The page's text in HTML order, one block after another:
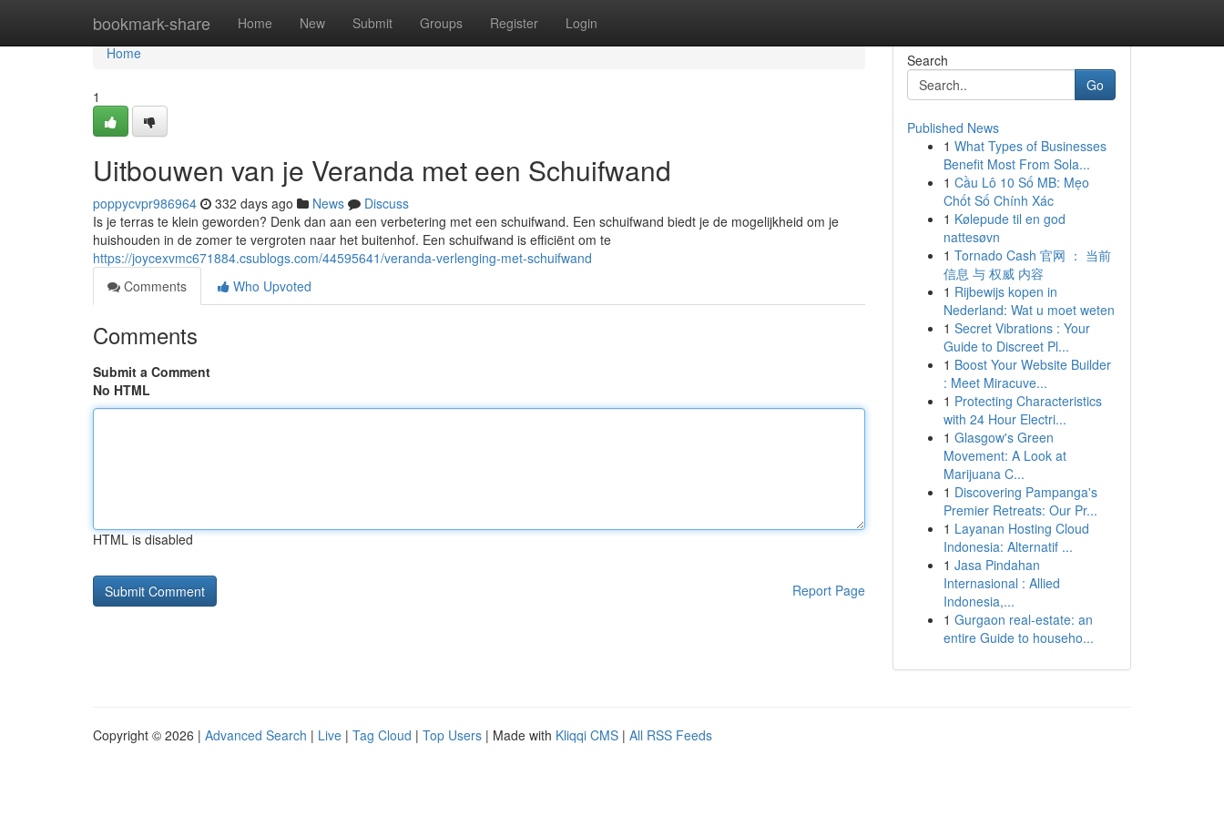
bookmark-share Home New Submit Groups Register Login
Home
Home
1
Uitbouwen van je Veranda met een Schuifwand
poppycvpr986964 332 days ago News
Discuss
Is je terras te klein geworden? Denk dan aan een verbetering met een schuifwand. Een schuifwand biedt je de mogelijkheid om je
huishouden in de zomer te vergroten naar het buitenhof. Een schuifwand is efficiënt om te
https://joycexvmc671884.csublogs.com/44595641/veranda-verlenging-met-schuifwand
Comments
Who Upvoted
Comments
Submit a Comment
No HTML
HTML is disabled
Report Page
Search
Go
Published News
1 What Types of Businesses
Benefit Most From Sola...
1 Cầu Lô 10 Số MB: Mẹo
Chốt Số Chính Xác
1 Kølepude til en god
nattesøvn
1 Tornado Cash 官网 ： 当前
信息 与 权威 内容
1 Rijbewijs kopen in
Nederland: Wat u moet weten
1 Secret Vibrations : Your
Guide to Discreet Pl...
1 Boost Your Website Builder
: Meet Miracuve...
1 Protecting Characteristics
with 24 Hour Electri...
1 Glasgow's Green
Movement: A Look at
Marijuana C...
1 Discovering Pampanga's
Premier Retreats: Our Pr...
1 Layanan Hosting Cloud
Indonesia: Alternatif ...
1 Jasa Pindahan
Internasional : Allied
Indonesia,...
1 Gurgaon real-estate: an
entire Guide to househo...
Copyright © 2026 | Advanced Search | Live | Tag Cloud | Top Users | Made with Kliqqi CMS | All RSS Feeds